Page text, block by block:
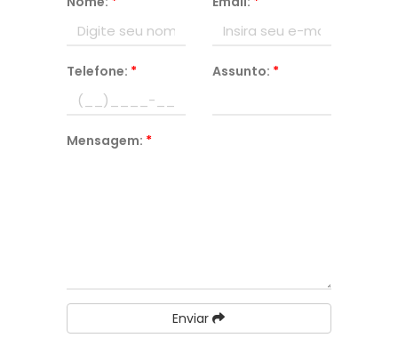
Telefone: * Assunto: *
Mensagem: *
Enviar